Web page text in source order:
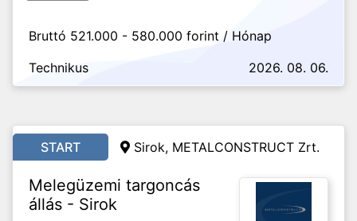
Bruttó 521.000 - 580.000 forint / Hónap
Technikus
2026. 08. 06.
START Sirok, METALCONSTRUCT Zrt.
Melegüzemi targoncás
állás - Sirok